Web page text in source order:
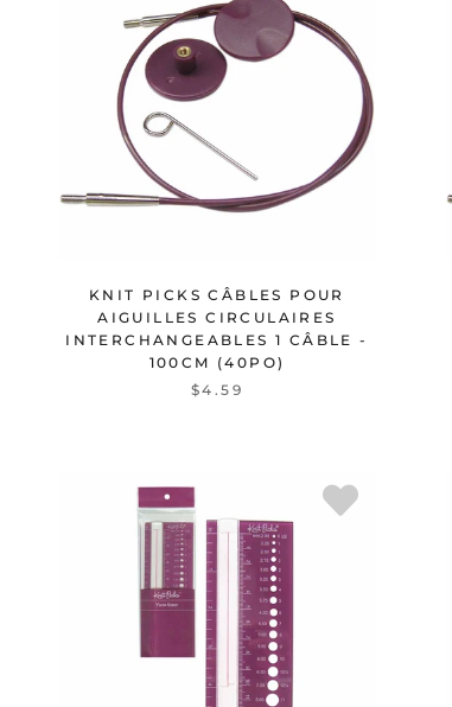
KNIT PICKS CÂBLES POUR
AIGUILLES CIRCULAIRES
INTERCHANGEABLES 1 CÂBLE -
100CM (40PO)
$4.59